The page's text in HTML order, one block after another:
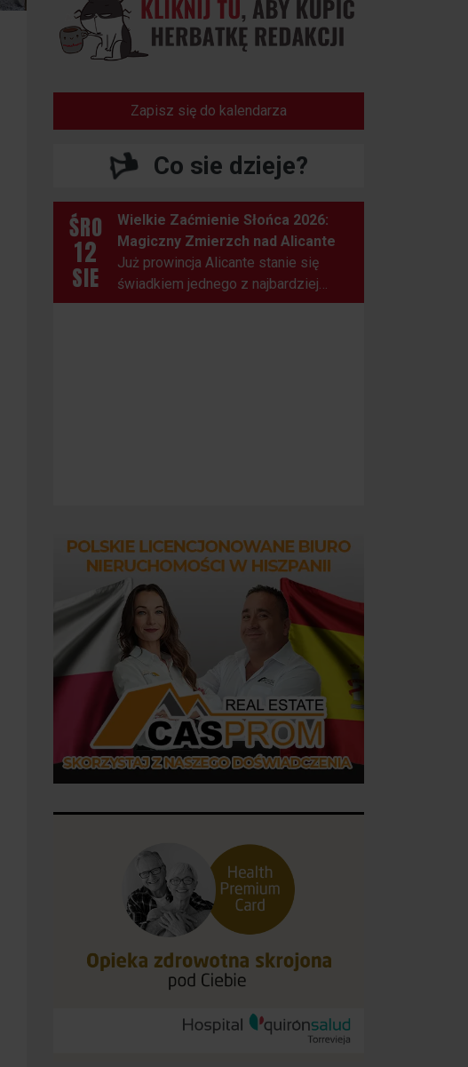
Zapisz się do kalendarza
Co sie dzieje?
ŚRO
12
SIE
Wielkie Zaćmienie Słońca 2026:
Magiczny Zmierzch nad Alicante
Już prowincja Alicante stanie się
świadkiem jednego z najbardziej
spektakularnych zjawisk